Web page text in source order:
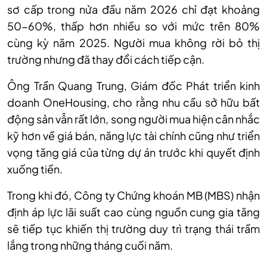
sơ cấp trong nửa đầu năm 2026 chỉ đạt khoảng
50-60%, thấp hơn nhiều so với mức trên 80%
cùng kỳ năm 2025. Người mua không rời bỏ thị
trường nhưng đã thay đổi cách tiếp cận.
Ông Trần Quang Trung, Giám đốc Phát triển kinh
doanh OneHousing, cho rằng nhu cầu sở hữu bất
động sản vẫn rất lớn, song người mua hiện cân nhắc
kỹ hơn về giá bán, năng lực tài chính cũng như triển
vọng tăng giá của từng dự án trước khi quyết định
xuống tiền.
Trong khi đó, Công ty Chứng khoán MB (MBS) nhận
định áp lực lãi suất cao cùng nguồn cung gia tăng
sẽ tiếp tục khiến thị trường duy trì trạng thái trầm
lắng trong những tháng cuối năm.